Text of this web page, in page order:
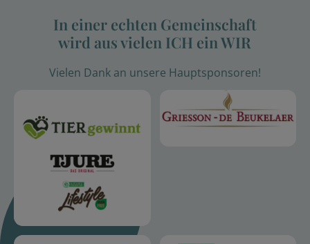
In einer echten Gemeinschaft
wird aus vielen ICH ein WIR
Vielen Dank an unsere Hauptsponsoren!